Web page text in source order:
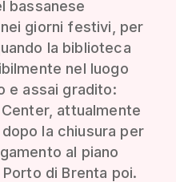
bassanese
giorni festivi, per
la biblioteca
nel luogo
e assai gradito:
Center, attualmente
la chiusura per
al piano
di Brenta poi.